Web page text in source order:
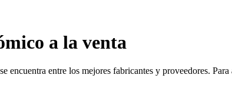
a la venta
entre los mejores fabricantes y proveedores.